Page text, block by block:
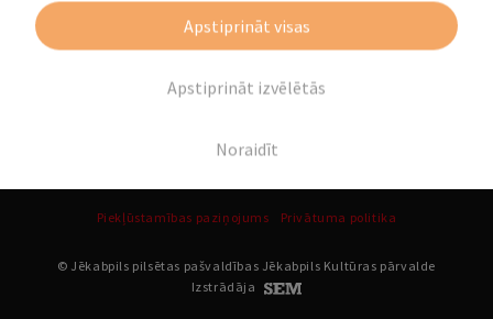
Piekļūstamības paziņojums Privātuma politika
© Jēkabpils pilsētas pašvaldības Jēkabpils Kultūras pārvalde
Izstrādāja
Noraidīt
Apstiprināt izvēlētās
Apstiprināt visas